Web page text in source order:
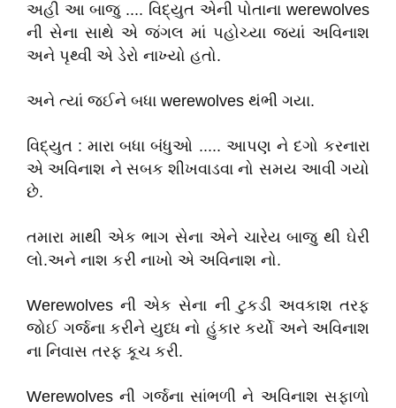
અહી આ બાજુ .... વિદ્યુત એની પોતાના werewolves
ની સેના સાથે એ જંગલ માં પહોચ્યા જ્યાં અવિનાશ
અને પૃથ્વી એ ડેરો નાખ્યો હતો.
અને ત્યાં જઈને બધા werewolves થંભી ગયા.
વિદ્યુત : મારા બધા બંધુઓ ..... આપણ ને દગો કરનારા
એ અવિનાશ ને સબક શીખવાડવા નો સમય આવી ગયો
છે.
તમારા માથી એક ભાગ સેના એને ચારેય બાજુ થી ઘેરી
લો.અને નાશ કરી નાખો એ અવિનાશ નો.
Werewolves ની એક સેના ની ટુકડી અવકાશ તરફ
જોઈ ગર્જના કરીને યુધ્ધ નો હુંકાર કર્યો અને અવિનાશ
ના નિવાસ તરફ કૂચ કરી.
Werewolves ની ગર્જના સાંભળી ને અવિનાશ સફાળો